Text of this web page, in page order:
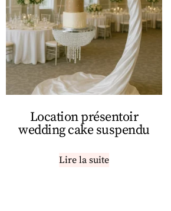
Location présentoir
wedding cake suspendu
Lire la suite